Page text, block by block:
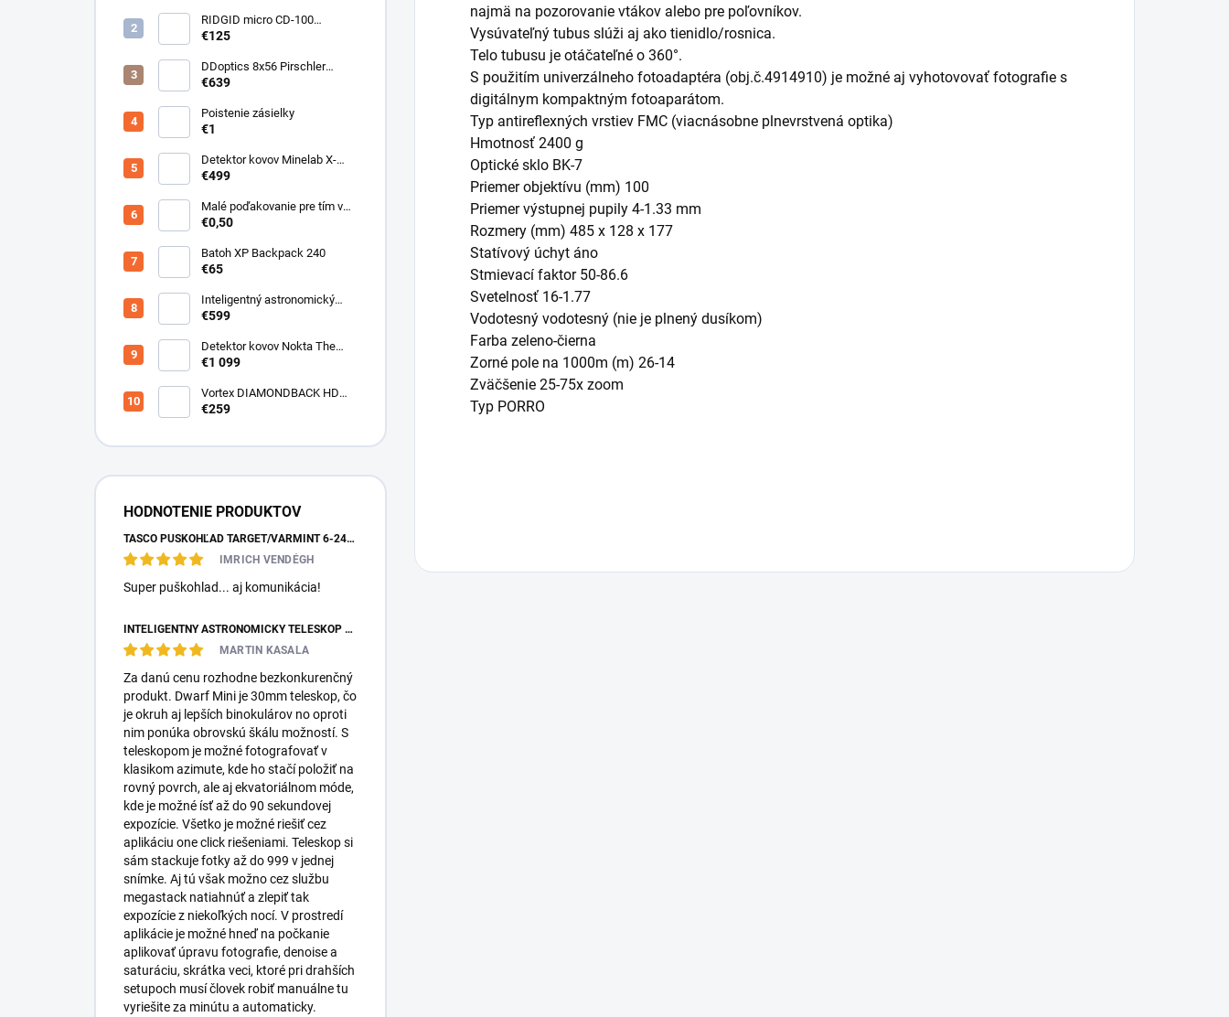
RIDGID micro CD-100
Detektor horľavých plynov
€125
DDoptics 8x56 Pirschler
Gen.3 Magnesium zelený
€639
Poistenie zásielky
€1
Detektor kovov Minelab X-
Terra ELITE pinpoiter set
€499
Malé poďakovanie pre tím v
sklade
€0,50
Batoh XP Backpack 240
€65
Inteligentný astronomický
teleskop DwarfLab Dwarf III
€599
Detektor kovov Nokta The
Legend 2
€1 099
Vortex DIAMONDBACK HD
10X50
€259
HODNOTENIE PRODUKTOV
TASCO PUŠKOHĽAD TARGET/VARMINT 6-24X42 MILDOT
IMRICH VENDÉGH
Super puškohlad... aj komunikácia!
INTELIGENTNÝ ASTRONOMICKÝ TELESKOP DWARFLAB DWARF MINI
MARTIN KASALA
Za danú cenu rozhodne bezkonkurenčný
produkt. Dwarf Mini je 30mm teleskop, čo
je okruh aj lepších binokulárov no oproti
nim ponúka obrovskú škálu možností. S
teleskopom je možné fotografovať v
klasikom azimute, kde ho stačí položiť na
rovný povrch, ale aj ekvatoriálnom móde,
kde je možné ísť až do 90 sekundovej
expozície. Všetko je možné riešiť cez
aplikáciu one click riešeniami. Teleskop si
sám stackuje fotky až do 999 v jednej
snímke. Aj tú však možno cez službu
megastack natiahnúť a zlepiť tak
expozície z niekoľkých nocí. V prostredí
aplikácie je možné hneď na počkanie
aplikovať úpravu fotografie, denoise a
saturáciu, skrátka veci, ktoré pri drahších
setupoch musí človek robiť manuálne tu
vyriešite za minútu a automaticky.
najmä na pozorovanie vtákov alebo pre poľovníkov.
Vysúvateľný tubus slúži aj ako tienidlo/rosnica.
Telo tubusu je otáčateľné o 360°.
S použitím univerzálneho fotoadaptéra (obj.č.4914910) je možné aj vyhotovovať fotografie s
digitálnym kompaktným fotoaparátom.
Typ antireflexných vrstiev FMC (viacnásobne plnevrstvená optika)
Hmotnosť 2400 g
Optické sklo BK-7
Priemer objektívu (mm) 100
Priemer výstupnej pupily 4-1.33 mm
Rozmery (mm) 485 x 128 x 177
Statívový úchyt áno
Stmievací faktor 50-86.6
Svetelnosť 16-1.77
Vodotesný vodotesný (nie je plnený dusíkom)
Farba zeleno-čierna
Zorné pole na 1000m (m) 26-14
Zväčšenie 25-75x zoom
Typ PORRO